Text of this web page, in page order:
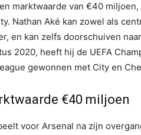
marktwaarde van €40
Nathan Aké kan zowel als
en kan zelfs doorschuiven
2020, heeft hij de UEFA
gewonnen met City en
€40 miljoen
voor Arsenal na zijn